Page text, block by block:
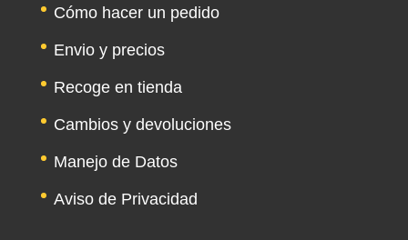
Cómo hacer un pedido
Envio y precios
Recoge en tienda
Cambios y devoluciones
Manejo de Datos
Aviso de Privacidad